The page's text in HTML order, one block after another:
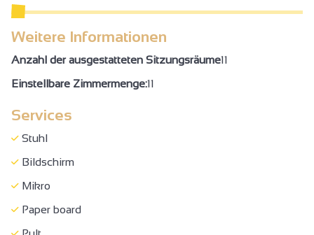
Führungen
Pädagogische Besichtigungen
Internationaler Export
Direktverkauf beim Winzer
Empfangspersonal für die Aufnahme von Menschen mit
Weitere Informationen
Anzahl der ausgestatteten Sitzungsräume11
Einstellbare Zimmermenge:11
Services
Stuhl
Bildschirm
Mikro
Paper board